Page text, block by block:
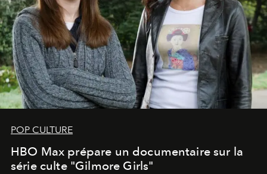
POP CULTURE
HBO Max prépare un documentaire sur la
série culte "Gilmore Girls"